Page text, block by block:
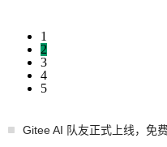
1
2
3
4
5
Gitee AI 队友正式上线，免